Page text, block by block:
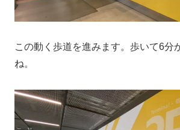
この動く歩道を進みます。歩いて6分
ね。